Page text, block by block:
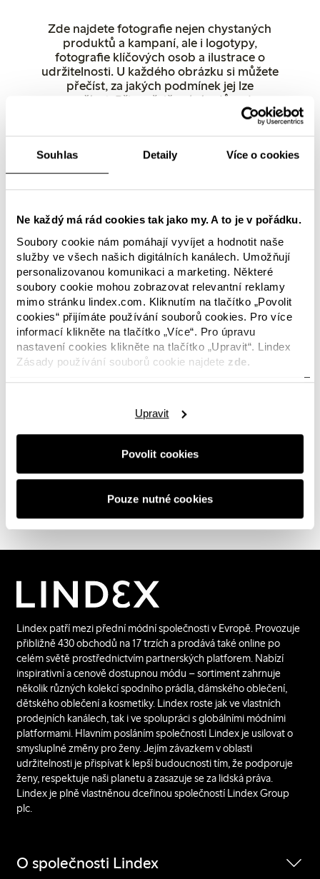
Souhlas Detaily Více o cookies
Ne každý má rád cookies tak jako my. A to je v pořádku.
Soubory cookie nám pomáhají vyvíjet a hodnotit naše
služby ve všech našich digitálních kanálech. Umožňují
personalizovanou komunikaci a marketing. Některé
soubory cookie mohou zobrazovat relevantní reklamy
mimo stránku lindex.com. Kliknutím na tlačítko „Povolit
cookies“ přijímáte používání souborů cookies. Pro více
informací klikněte na tlačítko „Více“. Pro úpravu
nastavení cookies klikněte na tlačítko „Upravit“. Lindex
Zásady používání souborů cookie najdete zde.
Povolit cookies
Upravit
Pouze nutné cookies
Zde najdete fotografie nejen chystaných
produktů a kampaní, ale i logotypy,
fotografie klíčových osob a ilustrace o
udržitelnosti. U každého obrázku si můžete
přečíst, za jakých podmínek jej lze
používat. Při zveřejňování z důvodu
autorských práv uveďte jako zdroj
Pokud máte dotazy, neváhejte se obrátit
Popřední osoby a mluvčí Prodejny
Logotypy
V této kategorii nejsou k dispozici žádné obrázky?
Nebojte se, tento prostor bude již brzy opět
budeme s vámi rádi v
Lindex patří mezi přední módní společnosti v Evropě. Provozuje
přibližně 430 obchodů na 17 trzích a prodává také online po
celém světě prostřednictvím partnerských platforem. Nabízí
inspirativní a cenově dostupnou módu – sortiment zahrnuje
několik různých kolekcí spodního prádla, dámského oblečení,
dětského oblečení a kosmetiky. Lindex roste jak ve vlastních
prodejních kanálech, tak i ve spolupráci s globálními módními
platformami. Hlavním posláním společnosti Lindex je usilovat o
smysluplné změny pro ženy. Jejím závazkem v oblasti
udržitelnosti je přispívat k lepší budoucnosti tím, že podporuje
ženy, respektuje naši planetu a zasazuje se za lidská práva.
Lindex je plně vlastněnou dceřinou společností Lindex Group
plc.
O společnosti Lindex